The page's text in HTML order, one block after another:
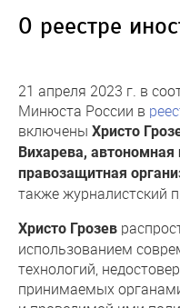
О реестре
21 апреля 2023 г. в
Минюста России в
включены Христо
Вихарева,
правозащитная
также журналистский
Христо Грозев
использованием
технологий,
принимаемых